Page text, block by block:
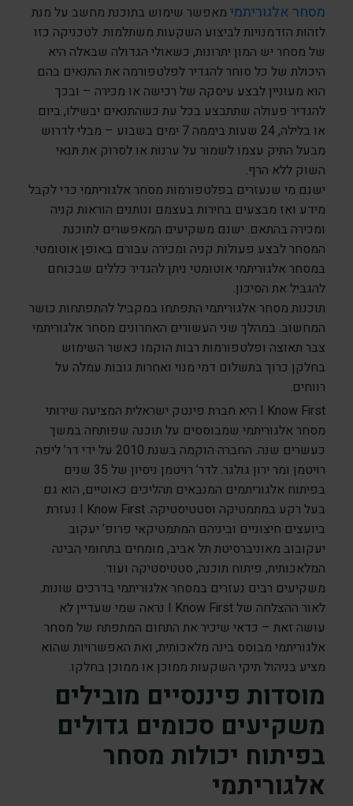
מסחר אלגוריתמי מאפשר שימוש בתוכנת מחשב על מנת
לזהות הזדמנויות לביצוע השקעות משתלמות. לטכניקה כזו
של מסחר יש המון יתרונות, כשאולי הגדולה שבאלה היא
היכולת של כל סוחר להגדיר לפלטפורמה את התנאים בהם
הוא מעוניין לבצע עיסקה של רכישה או מכירה – ובכך
להגדיר פעולה שתתבצע בכל עת כשהתנאים יבשילו, ביום
או בלילה, 24 שעות ביממה 7 ימים בשבוע – מבלי לדרוש
מבעל התיק עצמו לשמור על ערנות או לסרוק את תנאי
השוק ללא הרף.
ישנם מי שנעזרים בפלטפורמות מסחר אלגוריתמי כדי לקבל
מידע ואז מבצעים בחירות בעצמם ונותנים הוראות קניה
ומכירה בהתאם. ישנם משקיעים המאפשרים לתוכנת
המסחר לבצע פעולות קניה ומכירה עבורם באופן אוטומטי.
במסחר אלגוריתמי אוטומטי ניתן להגדיר כללים שבכוחם
להגביל את הסיכון.
תוכנות מסחר אלגוריתמי התפתחו במקביל להתפתחות כושר
המחשוב. במהלך שני העשורים האחרונים מסחר אלגוריתמי
צבר תאוצה ופלטפורמות רבות הוקמו כאשר השימוש
בחלקן כרוך בתשלום דמי מנוי ואחרות גובות עמלה על
רווחים.
I Know First היא חברת פינטק ישראלית המציעה שירותי
מסחר אלגוריתמי שמבוססים על תוכנה שפותחה במשך
כעשרים שנה. החברה הוקמה בשנת 2010 על ידי דר’ ליפה
רויטמן ומר ירון גולגר. לדר’ רויטמן ניסיון של 35 שנים
בפיתוח אלגוריתמים המנבאים תהליכים כאוטיים, הוא גם
בעל רקע במתמטיקה וסטטיסטיקה. I Know First נעזרת
ביועצים חיצוניים וביניהם המתמטיקאי פרופ’ יעקוב
יעקובוב מאוניברסיטת תל אביב, מומחים בתחומי הבינה
המלאכותית, פיתוח תוכנה, סטטיסטיקה ועוד.
משקיעים רבים נעזרים במסחר אלגוריתמי בדרכים שונות.
לאור ההצלחה של I Know First נראה שמי שעדיין לא
עושה זאת – כדאי שיכיר את התחום המתפתח של מסחר
אלגוריתמי מבוסס בינה מלאכותית, ואת האפשרויות שהוא
מציע בניהול תיקי השקעות ממוכן או ממוכן בחלקו.
מוסדות פיננסיים מובילים
משקיעים סכומים גדולים
בפיתוח יכולות מסחר
אלגוריתמי